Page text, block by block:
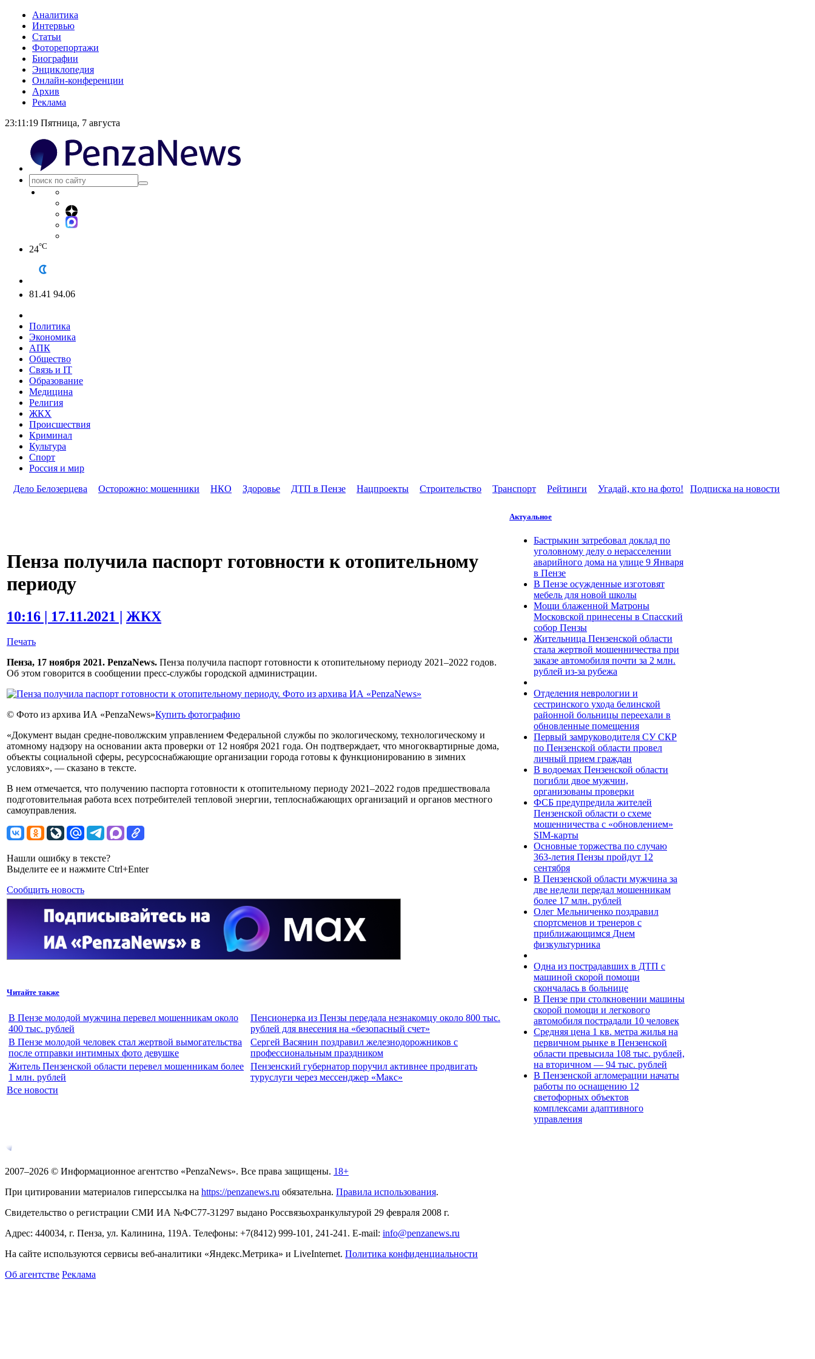
Аналитика
Интервью
Статьи
Фоторепортажи
Биографии
Энциклопедия
Онлайн-конференции
Архив
Реклама
23:11:19 Пятница, 7 августа
24°C
81.41 94.06
Политика
Экономика
АПК
Общество
Связь и IT
Образование
Медицина
Религия
ЖКХ
Происшествия
Криминал
Культура
Спорт
Россия и мир
Дело Белозерцева
Осторожно: мошенники НКО Здоровье ДТП в Пензе Нацпроекты Строительство Транспорт Рейтинги Угадай, кто на фото! Подписка на новости
Пенза получила паспорт готовности к отопительному
периоду
10:16 | 17.11.2021 | ЖКХ
Печать
Пенза, 17 ноября 2021. PenzaNews. Пенза получила паспорт готовности к отопительному периоду 2021–2022 годов.
Об этом говорится в сообщении пресс-службы городской администрации.
© Фото из архива ИА «PenzaNews»Купить фотографию
«Документ выдан средне-поволжским управлением Федеральной службы по экологическому, технологическому и
атомному надзору на основании акта проверки от 12 ноября 2021 года. Он подтверждает, что многоквартирные дома,
объекты социальной сферы, ресурсоснабжающие организации города готовы к функционированию в зимних
условиях», — сказано в тексте.
В нем отмечается, что получению паспорта готовности к отопительному периоду 2021–2022 годов предшествовала
подготовительная работа всех потребителей тепловой энергии, теплоснабжающих организаций и органов местного
самоуправления.
Нашли ошибку в тексте?
Выделите ее и нажмите Ctrl+Enter
Сообщить новость
Читайте также
В Пензе молодой мужчина перевел мошенникам около
400 тыс. рублей
Пенсионерка из Пензы передала незнакомцу около 800 тыс.
рублей для внесения на «безопасный счет»
В Пензе молодой человек стал жертвой вымогательства
после отправки интимных фото девушке
Сергей Васянин поздравил железнодорожников с
профессиональным праздником
Житель Пензенской области перевел мошенникам более
1 млн. рублей
Пензенский губернатор поручил активнее продвигать
туруслуги через мессенджер «Макс»
Все новости
Актуальное
Бастрыкин затребовал доклад по
уголовному делу о нерасселении
аварийного дома на улице 9 Января
в Пензе
В Пензе осужденные изготовят
мебель для новой школы
Мощи блаженной Матроны
Московской принесены в Спасский
собор Пензы
Жительница Пензенской области
стала жертвой мошенничества при
заказе автомобиля почти за 2 млн.
рублей из-за рубежа
Отделения неврологии и
сестринского ухода белинской
районной больницы переехали в
обновленные помещения
Первый замруководителя СУ СКР
по Пензенской области провел
личный прием граждан
В водоемах Пензенской области
погибли двое мужчин,
организованы проверки
ФСБ предупредила жителей
Пензенской области о схеме
мошенничества c «обновлением»
SIM-карты
Основные торжества по случаю
363-летия Пензы пройдут 12
сентября
В Пензенской области мужчина за
две недели передал мошенникам
более 17 млн. рублей
Олег Мельниченко поздравил
спортсменов и тренеров с
приближающимся Днем
физкультурника
Одна из пострадавших в ДТП с
машиной скорой помощи
скончалась в больнице
В Пензе при столкновении машины
скорой помощи и легкового
автомобиля пострадали 10 человек
Средняя цена 1 кв. метра жилья на
первичном рынке в Пензенской
области превысила 108 тыс. рублей,
на вторичном — 94 тыс. рублей
В Пензенской агломерации начаты
работы по оснащению 12
светофорных объектов
комплексами адаптивного
управления
2007–2026 © Информационное агентство «PenzaNews». Все права защищены. 18+
При цитировании материалов гиперссылка на https://penzanews.ru обязательна. Правила использования.
Свидетельство о регистрации СМИ ИА №ФС77-31297 выдано Россвязьохранкультурой 29 февраля 2008 г.
Адрес: 440034, г. Пенза, ул. Калинина, 119А. Телефоны: +7(8412) 999-101, 241-241 . E-mail: info@penzanews.ru
На сайте используются сервисы веб-аналитики «Яндекс.Метрика» и LiveInternet. Политика конфиденциальности
Об агентстве Реклама